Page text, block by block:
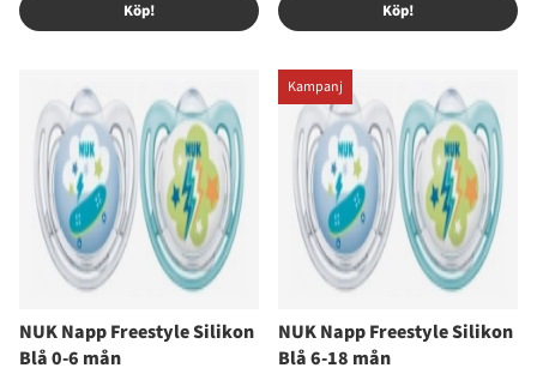
Köp! Köp!
NUK Napp Freestyle Silikon
Blå 0-6 mån
Kampanj
NUK Napp Freestyle Silikon
Blå 6-18 mån